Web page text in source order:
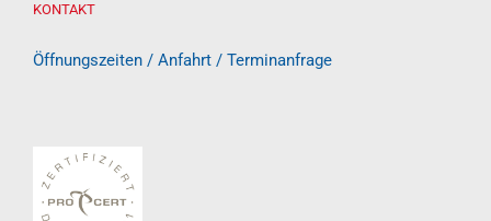
KONTAKT
Öffnungszeiten / Anfahrt / Terminanfrage